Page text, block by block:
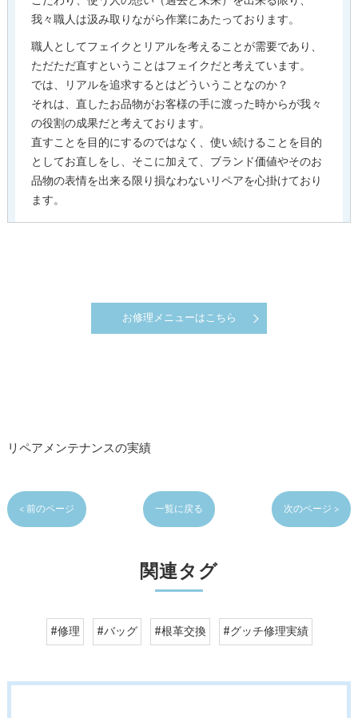
我々職人は汲み取りながら作業にあたっております。
職人としてフェイクとリアルを考えることが需要であり、
ただただ直すということはフェイクだと考えています。
では、リアルを追求するとはどういうことなのか？
それは、直したお品物がお客様の手に渡った時からが我々
の役割の成果だと考えております。
直すことを目的にするのではなく、使い続けることを目的
としてお直しをし、そこに加えて、ブランド価値やそのお
品物の表情を出来る限り損なわないリペアを心掛けており
ます。
お修理メニューはこちら
リペアメンテナンスの実績
< 前のページ 一覧に戻る 次のページ >
関連タグ
#修理 #バッグ #根革交換 #グッチ修理実績